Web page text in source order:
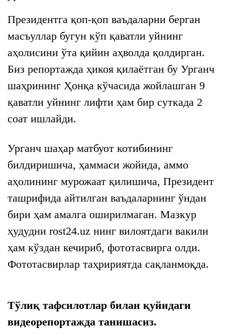
Президентга қоп-қоп ваъдаларни берган
масъуллар бугун кўп қаватли уйнинг
аҳолисини ўта қийин аҳволда қолдирган.
Биз репортажда ҳикоя қилаётган бу Урганч
шаҳрининг Ҳонқа кўчасида жойлашган 9
қаватли уйнинг лифти ҳам бир суткада 2
соат ишлайди.
Урганч шаҳар матбуот котибининг
билдиришича, ҳаммаси жойида, аммо
аҳолининг мурожаат қилишича, Президент
ташрифида айтилган ваъдаларнинг ўндан
бири ҳам амалга оширилмаган. Мазкур
ҳудудни rost24.uz нинг вилоятдаги вакили
ҳам кўздан кечириб, фототасвирга олди.
Фототасвирлар таҳририятда сақланмоқда.
Тўлиқ тафсилотлар билан қуйидаги
видеорепортажда танишасиз.